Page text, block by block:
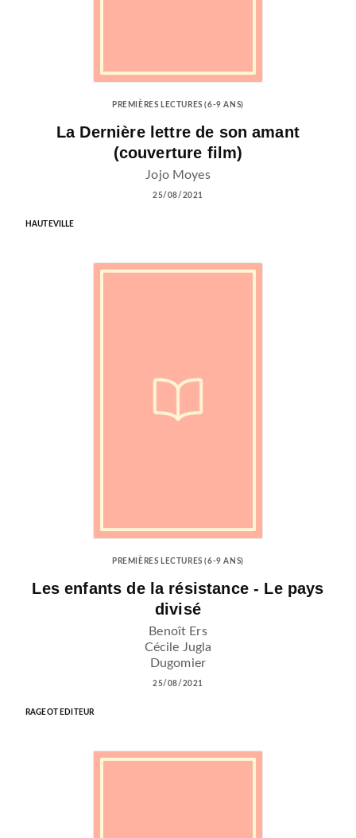
PREMIÈRES LECTURES (6-9 ANS)
La Dernière lettre de son amant
(couverture film)
Jojo Moyes
25/08/2021
HAUTEVILLE
PREMIÈRES LECTURES (6-9 ANS)
Les enfants de la résistance - Le pays
divisé
Benoît Ers
Cécile Jugla
Dugomier
25/08/2021
RAGEOT EDITEUR